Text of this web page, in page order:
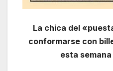
La chica del
conformarse con
esta